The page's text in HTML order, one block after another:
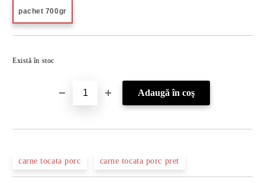
pachet 700gr
Există în stoc
carne tocata porc carne tocata porc pret